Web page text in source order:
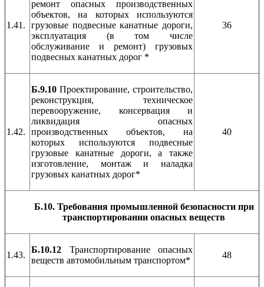
1.41.
ремонт опасных производственных
объектов, на которых используются
грузовые подвесные канатные дороги,
эксплуатация (в том числе
обслуживание и ремонт) грузовых
подвесных канатных дорог *
36
1.42.
Б.9.10 Проектирование, строительство,
реконструкция, техническое
перевооружение, консервация и
ликвидация опасных
производственных объектов, на
которых используются подвесные
грузовые канатные дороги, а также
изготовление, монтаж и наладка
грузовых канатных дорог*
40
Б.10. Требования промышленной безопасности при
транспортировании опасных веществ
1.43.
Б.10.12 Транспортирование опасных
веществ автомобильным транспортом*
48